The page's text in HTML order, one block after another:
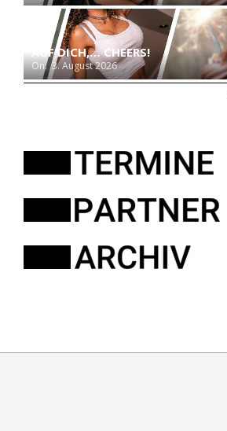
AUF DICH,… CHEERS!
On: 3. August 2026